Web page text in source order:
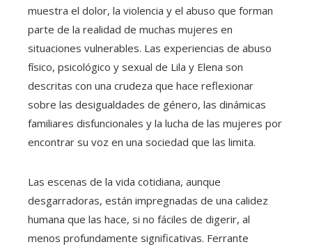
muestra el dolor, la violencia y el abuso que forman
parte de la realidad de muchas mujeres en
situaciones vulnerables. Las experiencias de abuso
físico, psicológico y sexual de Lila y Elena son
descritas con una crudeza que hace reflexionar
sobre las desigualdades de género, las dinámicas
familiares disfuncionales y la lucha de las mujeres por
encontrar su voz en una sociedad que las limita.
Las escenas de la vida cotidiana, aunque
desgarradoras, están impregnadas de una calidez
humana que las hace, si no fáciles de digerir, al
menos profundamente significativas. Ferrante